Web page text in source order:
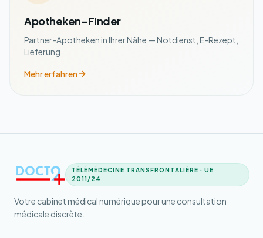
Apotheken-Finder
Partner-Apotheken in Ihrer Nähe — Notdienst, E-Rezept,
Lieferung.
Mehr erfahren
TÉLÉMÉDECINE TRANSFRONTALIÈRE · UE
2011/24
Votre cabinet médical numérique pour une consultation
médicale discrète.